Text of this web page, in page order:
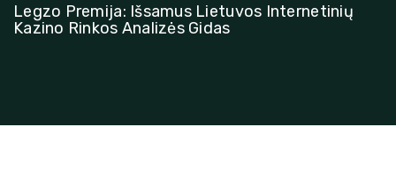
Legzo Premija: Išsamus Lietuvos Internetinių
Kazino Rinkos Analizės Gidas